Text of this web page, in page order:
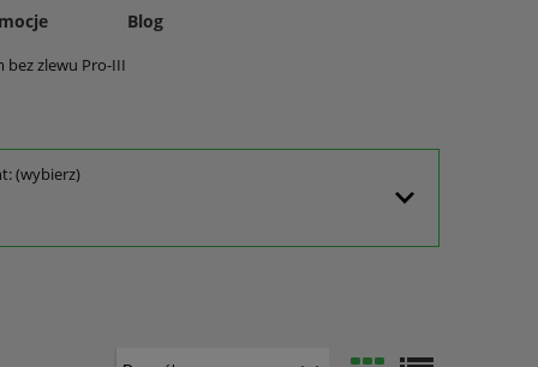
Blog
zlewu Pro-III
(wybierz)